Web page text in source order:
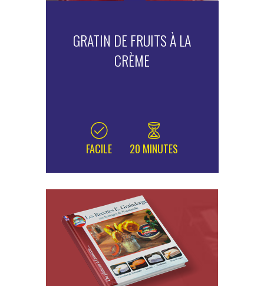
GRATIN DE FRUITS À LA
CRÈME
FACILE 20 MINUTES